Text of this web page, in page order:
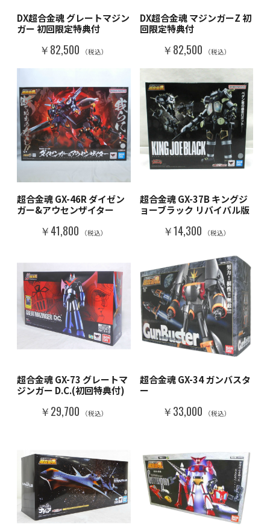
DX超合金魂 グレートマジン
ガー 初回限定特典付
￥82,500 （税込）
DX超合金魂 マジンガーZ 初
回限定特典付
￥82,500 （税込）
超合金魂 GX-46R ダイゼン
ガー&アウセンザイター
￥41,800 （税込）
超合金魂 GX-37B キングジ
ョーブラック リバイバル版
￥14,300 （税込）
超合金魂 GX-73 グレートマ
ジンガー D.C.(初回特典付)
￥29,700 （税込）
超合金魂 GX-34 ガンバスタ
ー
￥33,000 （税込）